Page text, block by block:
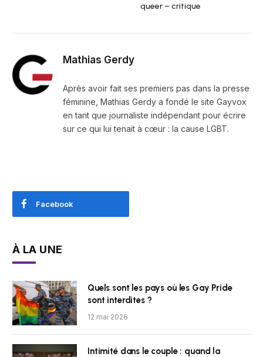
queer – critique
Mathias Gerdy
Après avoir fait ses premiers pas dans la presse
féminine, Mathias Gerdy a fondé le site Gayvox
en tant que journaliste indépendant pour écrire
sur ce qui lui tenait à cœur : la cause LGBT.
Facebook
À LA UNE
Quels sont les pays où les Gay Pride
sont interdites ?
12 mai 2026
Intimité dans le couple : quand la